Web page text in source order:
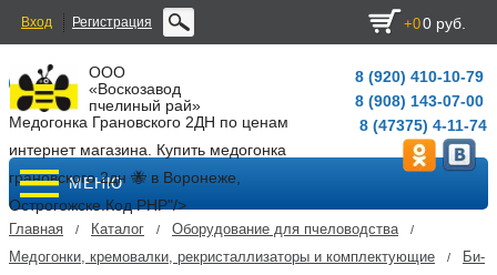
Вход Регистрация +00 руб.
ООО
«Воскозавод
пчелиный рай»
Медогонка Грановского 2ДН по ценам
интернет магазина. Купить медогонка
грановского 2дн 🐝 в Воронеже,
Острогожске. Код PHP"/>
8 (920) 410-10-79
8 (908) 143-07-00
8 (47375) 4-11-74
МЕНЮ
Главная / Каталог / Оборудование для пчеловодства /
Медогонки, кремовалки, рекристаллизаторы и комплектующие /
Би-